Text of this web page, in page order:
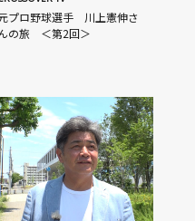
プロ野球選手 川上憲伸さ
の旅 ＜第2回＞